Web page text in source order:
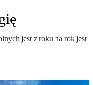
jest z roku na rok jest